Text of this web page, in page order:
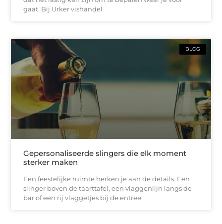
gaat. Bij Urker vishandel
BLOG
Gepersonaliseerde slingers die elk moment
sterker maken
Een feestelijke ruimte herken je aan de details. Een
slinger boven de taarttafel, een vlaggenlijn langs de
bar of een rij vlaggetjes bij de entree